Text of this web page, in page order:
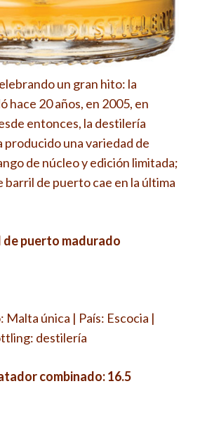
un gran hito: la
hace 20 años, en 2005, en
entonces, la destilería
una variedad de
de núcleo y edición limitada;
barril de puerto cae en la última
de puerto madurado
Malta única | País: Escocia |
destilería
combinado: 16.5